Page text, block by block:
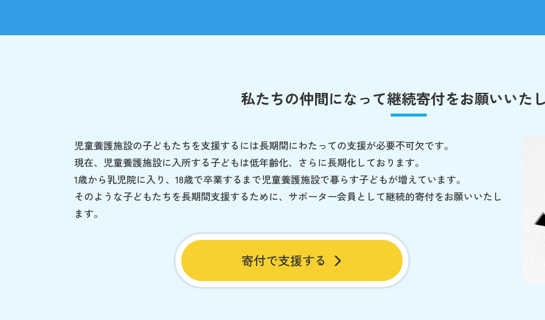
私たちの仲間になって継続寄付をお願いいた
児童養護施設の子どもたちを支援するには長期間にわたっての支援が必要不可欠です。
現在、児童養護施設に入所する子どもは低年齢化、さらに長期化しております。
1歳から乳児院に入り、18歳で卒業するまで児童養護施設で暮らす子どもが増えています。
そのような子どもたちを長期間支援するために、サポーター会員として継続的寄付をお願いいたし
ます。
寄付で支援する